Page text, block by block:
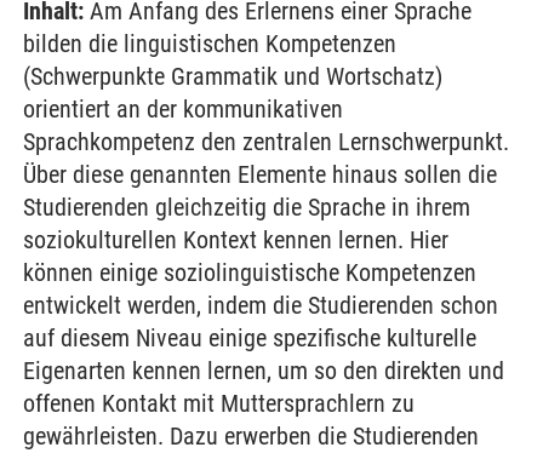
Inhalt: Am Anfang des Erlernens einer Sprache
bilden die linguistischen Kompetenzen
(Schwerpunkte Grammatik und Wortschatz)
orientiert an der kommunikativen
Sprachkompetenz den zentralen Lernschwerpunkt.
Über diese genannten Elemente hinaus sollen die
Studierenden gleichzeitig die Sprache in ihrem
soziokulturellen Kontext kennen lernen. Hier
können einige soziolinguistische Kompetenzen
entwickelt werden, indem die Studierenden schon
auf diesem Niveau einige spezifische kulturelle
Eigenarten kennen lernen, um so den direkten und
offenen Kontakt mit Muttersprachlern zu
gewährleisten. Dazu erwerben die Studierenden